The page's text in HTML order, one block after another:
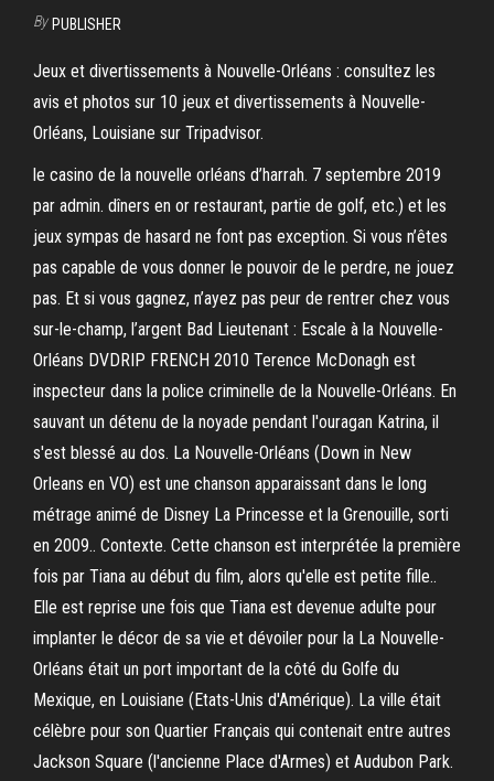
By PUBLISHER
Jeux et divertissements à Nouvelle-Orléans : consultez les
avis et photos sur 10 jeux et divertissements à Nouvelle-
Orléans, Louisiane sur Tripadvisor.
le casino de la nouvelle orléans d’harrah. 7 septembre 2019
par admin. dîners en or restaurant, partie de golf, etc.) et les
jeux sympas de hasard ne font pas exception. Si vous n’êtes
pas capable de vous donner le pouvoir de le perdre, ne jouez
pas. Et si vous gagnez, n’ayez pas peur de rentrer chez vous
sur-le-champ, l’argent Bad Lieutenant : Escale à la Nouvelle-
Orléans DVDRIP FRENCH 2010 Terence McDonagh est
inspecteur dans la police criminelle de la Nouvelle-Orléans. En
sauvant un détenu de la noyade pendant l'ouragan Katrina, il
s'est blessé au dos. La Nouvelle-Orléans (Down in New
Orleans en VO) est une chanson apparaissant dans le long
métrage animé de Disney La Princesse et la Grenouille, sorti
en 2009.. Contexte. Cette chanson est interprétée la première
fois par Tiana au début du film, alors qu'elle est petite fille..
Elle est reprise une fois que Tiana est devenue adulte pour
implanter le décor de sa vie et dévoiler pour la La Nouvelle-
Orléans était un port important de la côté du Golfe du
Mexique, en Louisiane (Etats-Unis d'Amérique). La ville était
célèbre pour son Quartier Français qui contenait entre autres
Jackson Square (l'ancienne Place d'Armes) et Audubon Park.